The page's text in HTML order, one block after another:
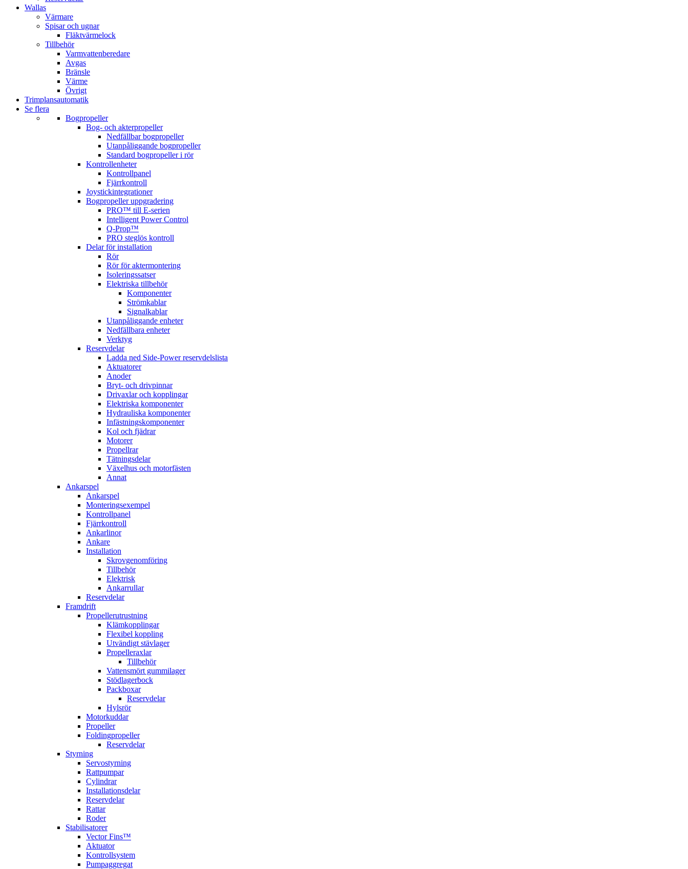
Wallas
Värmare
Spisar och ugnar
Fläktvärmelock
Tillbehör
Varmvattenberedare
Avgas
Bränsle
Värme
Övrigt
Trimplansautomatik
Se flera
Bogpropeller
Bog- och akterpropeller
Nedfällbar bogpropeller
Utanpåliggande bogpropeller
Standard bogpropeller i rör
Kontrollenheter
Kontrollpanel
Fjärrkontroll
Joystickintegrationer
Bogpropeller uppgradering
PRO™ till E-serien
Intelligent Power Control
Q-Prop™
PRO steglös kontroll
Delar för installation
Rör
Rör för aktermontering
Isoleringssatser
Elektriska tillbehör
Komponenter
Strömkablar
Signalkablar
Utanpåliggande enheter
Nedfällbara enheter
Verktyg
Reservdelar
Ladda ned Side-Power reservdelslista
Aktuatorer
Anoder
Bryt- och drivpinnar
Drivaxlar och kopplingar
Elektriska komponenter
Hydrauliska komponenter
Infästningskomponenter
Kol och fjädrar
Motorer
Propellrar
Tätningsdelar
Växelhus och motorfästen
Annat
Ankarspel
Ankarspel
Monteringsexempel
Kontrollpanel
Fjärrkontroll
Ankarlinor
Ankare
Installation
Skrovgenomföring
Tillbehör
Elektrisk
Ankarrullar
Reservdelar
Framdrift
Propellerutrustning
Klämkopplingar
Flexibel koppling
Utvändigt stävlager
Propelleraxlar
Tillbehör
Vattensmört gummilager
Stödlagerbock
Packboxar
Reservdelar
Hylsrör
Motorkuddar
Propeller
Foldingpropeller
Reservdelar
Styrning
Servostyrning
Rattpumpar
Cylindrar
Installationsdelar
Reservdelar
Rattar
Roder
Stabilisatorer
Vector Fins™
Aktuator
Kontrollsystem
Pumpaggregat